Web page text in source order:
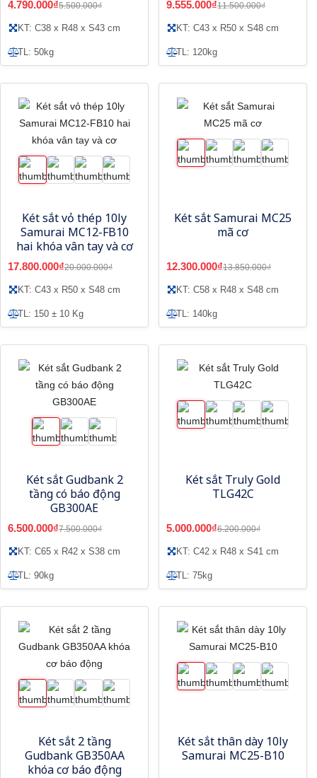
4.790.000₫5.500.000₫
KT: C38 x R48 x S43 cm
TL: 50kg
9.555.000₫11.500.000₫
KT: C43 x R50 x S48 cm
TL: 120kg
Két sắt vỏ thép 10ly
Samurai MC12-FB10
hai khóa vân tay và cơ
17.800.000₫20.000.000₫
KT: C43 x R50 x S48 cm
TL: 150 ± 10 Kg
Két sắt Samurai MC25
mã cơ
12.300.000₫13.850.000₫
KT: C58 x R48 x S48 cm
TL: 140kg
Két sắt Gudbank 2
tầng có báo động
GB300AE
6.500.000₫7.500.000₫
KT: C65 x R42 x S38 cm
TL: 90kg
Két sắt Truly Gold
TLG42C
5.000.000₫6.200.000₫
KT: C42 x R48 x S41 cm
TL: 75kg
Két sắt 2 tầng
Gudbank GB350AA
khóa cơ báo động
Két sắt thân dày 10ly
Samurai MC25-B10